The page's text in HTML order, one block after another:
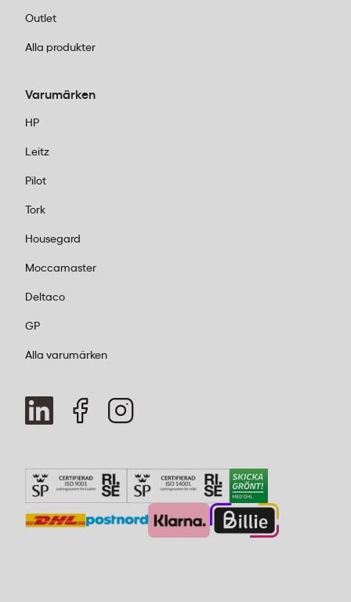
Outlet
Alla produkter
Varumärken
HP
Leitz
Pilot
Tork
Housegard
Moccamaster
Deltaco
GP
Alla varumärken